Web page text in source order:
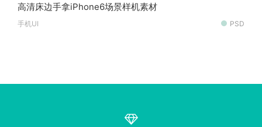
高清床边手拿iPhone6场景样机素材
手机UI PSD